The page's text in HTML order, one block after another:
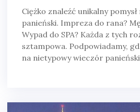
Ciężko znaleźć unikalny
panieński. Impreza do rana?
Wypad do SPA? Każda z tych
sztampowa. Podpowiadamy,
na nietypowy wieczór